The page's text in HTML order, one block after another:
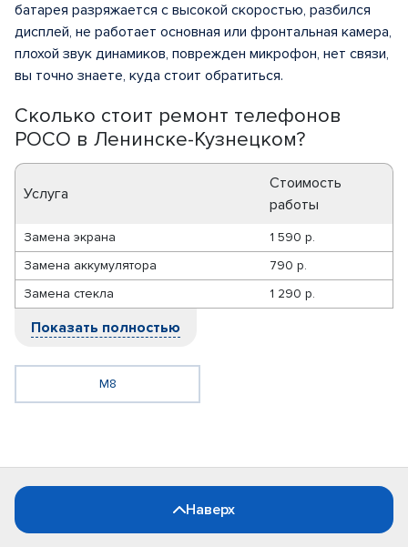
Сколько стоит ремонт телефонов
POCO в Ленинске-Кузнецком?
Услуга
Стоимость
работы
Замена экрана
1 590 р.
Замена аккумулятора
790 р.
Замена стекла
1 290 р.
Показать полностью
M8
батарея разряжается с высокой скоростью, разбился
дисплей, не работает основная или фронтальная камера,
плохой звук динамиков, поврежден микрофон, нет связи,
вы точно знаете, куда стоит обратиться.
Наверх